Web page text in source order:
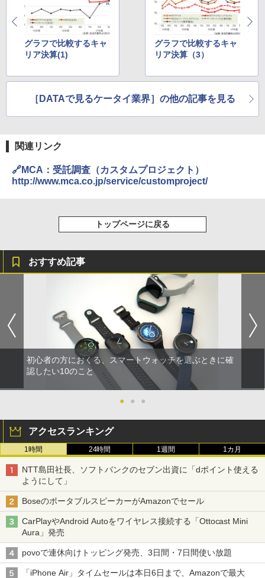
グラフで比較するキャ
リア決算(1)
グラフで比較するキャ
リア決算（3）
［DATAで見るケータイ業界］の他の記事を見る
関連リンク
🔗MCA：受託調査（カスタムプロジェクト）
http://www.mca.co.jp/service/customproject/
トップページに戻る
おすすめ記事
初心者の方におくる、スマートウォッチを選ぶときに確
認したい10のこと
● ● ●
アクセスランキング
1時間 24時間 1週間 1カ月
NTT島田社長、ソフトバンクのセブン出資に「dポイント使える
ようにして」
BoseのポータブルスピーカーがAmazonでセール
CarPlayやAndroid Autoをワイヤレス接続する「Ottocast Mini
Aura」発売
povoで連休向けトッピング発売、3日間・7日間使い放題
「iPhone Air」タイムセールは本日6日まで、Amazonで最大